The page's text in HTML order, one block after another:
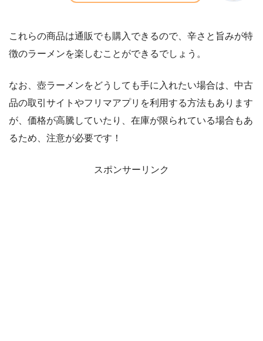
これらの商品は通販でも購入できるので、辛さと旨みが特
徴のラーメンを楽しむことができるでしょう。​
なお、壺ラーメンをどうしても手に入れたい場合は、中古
品の取引サイトやフリマアプリを利用する方法もあります
が、価格が高騰していたり、在庫が限られている場合もあ
るため、注意が必要です！
スポンサーリンク